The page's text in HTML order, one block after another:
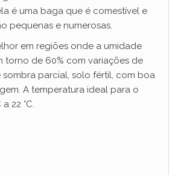
é uma baga que é comestível e
pequenas e numerosas.
em regiões onde a umidade
torno de 60% com variações de
sombra parcial, solo fértil, com boa
A temperatura ideal para o
22 °C.